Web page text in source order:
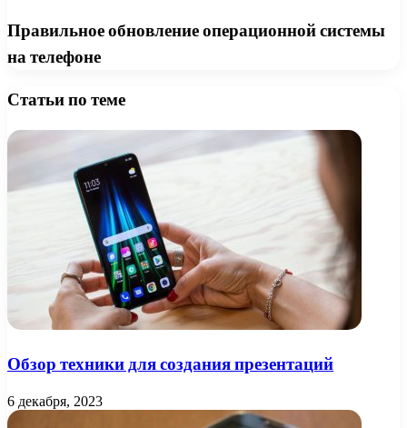
Правильное обновление операционной системы
на телефоне
Статьи по теме
Обзор техники для создания презентаций
6 декабря, 2023